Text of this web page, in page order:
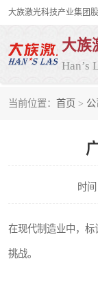
当前位置： 首页 >
时
在现代制造业中，
挑战。
光纤激光打标机
CO2激光打标机
大族激光紫外
二氧化碳打标机